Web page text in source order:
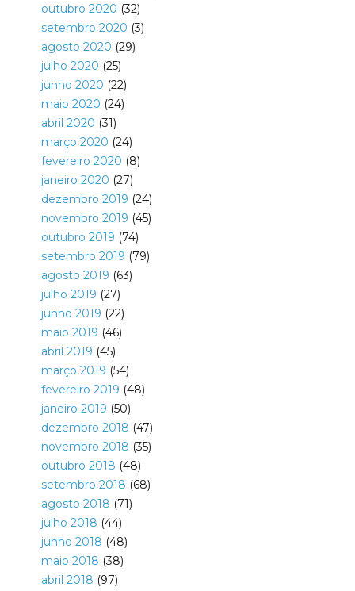
outubro 2020 (32)
setembro 2020 (3)
agosto 2020 (29)
julho 2020 (25)
junho 2020 (22)
maio 2020 (24)
abril 2020 (31)
março 2020 (24)
fevereiro 2020 (8)
janeiro 2020 (27)
dezembro 2019 (24)
novembro 2019 (45)
outubro 2019 (74)
setembro 2019 (79)
agosto 2019 (63)
julho 2019 (27)
junho 2019 (22)
maio 2019 (46)
abril 2019 (45)
março 2019 (54)
fevereiro 2019 (48)
janeiro 2019 (50)
dezembro 2018 (47)
novembro 2018 (35)
outubro 2018 (48)
setembro 2018 (68)
agosto 2018 (71)
julho 2018 (44)
junho 2018 (48)
maio 2018 (38)
abril 2018 (97)